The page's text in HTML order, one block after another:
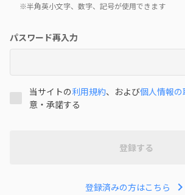
※半角英小文字、数字、記号が使用できます
パスワード再入力
当サイトの利用規約、および個人情報の
意・承諾する
登録する
登録済みの方はこちら chevron_right